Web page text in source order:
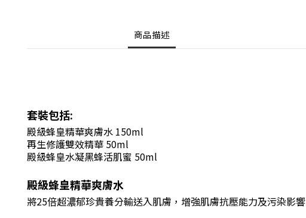
商品描述
套裝包括:
殿級蜂皇精華爽膚水 150ml
再生修護雙效精華 50ml
殿級蜂皇水凝黑蜂活肌蜜 50ml
殿級蜂皇精華爽膚水
將25倍超濃郁珍貴養分輸送入肌膚 ， 增強肌膚抗壓能力及污染影響